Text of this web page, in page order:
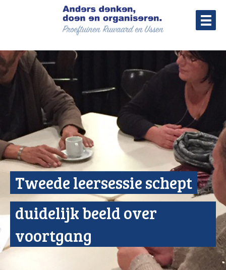
Tweede leersessie schept
duidelijk beeld over
voortgang